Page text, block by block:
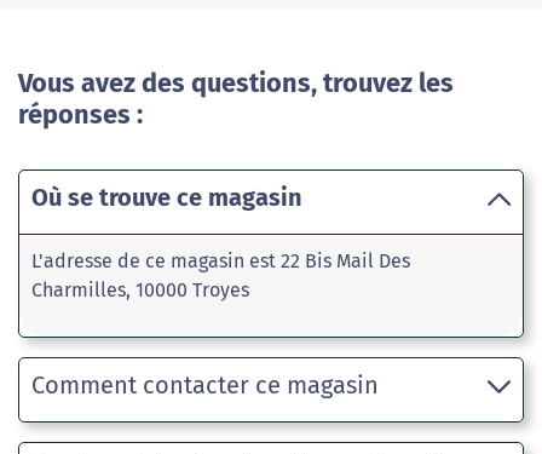
Vous avez des questions, trouvez les
réponses :
Où se trouve ce magasin
L'adresse de ce magasin est 22 Bis Mail Des
Charmilles, 10000 Troyes
Comment contacter ce magasin